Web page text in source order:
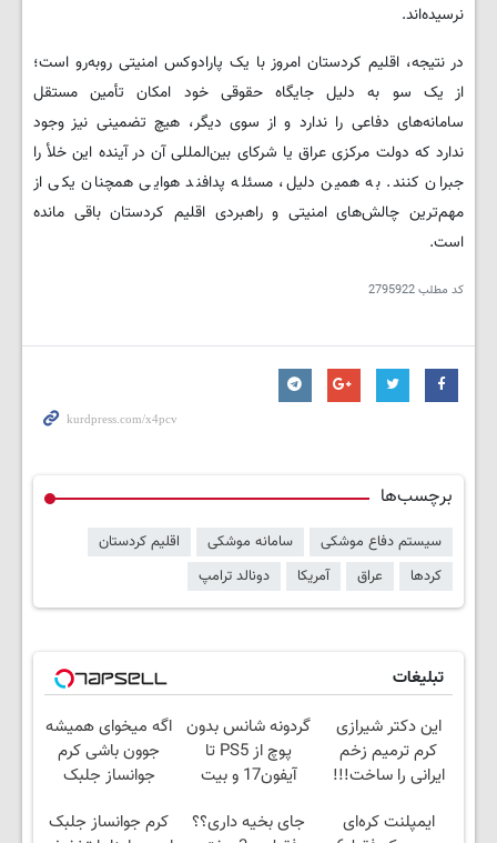
نرسیده‌اند.
در نتیجه، اقلیم کردستان امروز با یک پارادوکس امنیتی روبه‌رو است؛
از یک سو به دلیل جایگاه حقوقی خود امکان تأمین مستقل
سامانه‌های دفاعی را ندارد و از سوی دیگر، هیچ تضمینی نیز وجود
ندارد که دولت مرکزی عراق یا شرکای بین‌المللی آن در آینده این خلأ را
جبران کنند. به همین دلیل، مسئله پدافند هوایی همچنان یکی از
مهم‌ترین چالش‌های امنیتی و راهبردی اقلیم کردستان باقی مانده
است.
کد مطلب2795922
برچسب‌ها
سیستم دفاع موشکی سامانه موشکی
اقلیم کردستان
کردها
عراق آمریکا دونالد ترامپ
تبلیغات
این دکتر شیرازی
کرم ترمیم زخم
ایرانی را ساخت!!!
گردونه شانس بدون
پوچ از PS5 تا
آیفون17 و بیت
اگه میخوای همیشه
جوون باشی کرم
جوانساز جلبک
ایمپلنت کره‌ای
جای بخیه داری؟؟
کرم جوانساز جلبک